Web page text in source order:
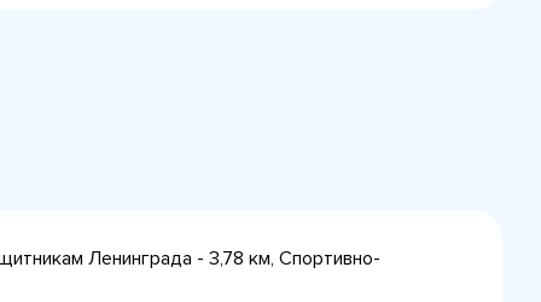
Ленинграда - 3,78 км, Спортивно-